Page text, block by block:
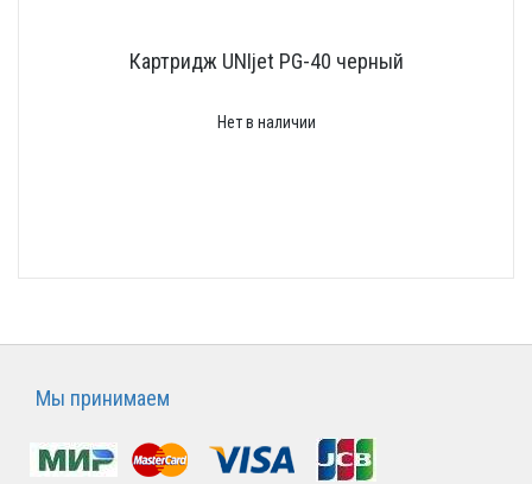
Картридж UNIjet PG-40 черный
Нет в наличии
Мы принимаем